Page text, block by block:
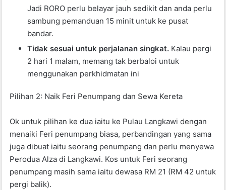
Jadi RORO perlu belayar jauh sedikit dan anda perlu
sambung pemanduan 15 minit untuk ke pusat
bandar.
Tidak sesuai untuk perjalanan singkat. Kalau pergi
2 hari 1 malam, memang tak berbaloi untuk
menggunakan perkhidmatan ini
Pilihan 2: Naik Feri Penumpang dan Sewa Kereta
Ok untuk pilihan ke dua iaitu ke Pulau Langkawi dengan
menaiki Feri penumpang biasa, perbandingan yang sama
juga dibuat iaitu seorang penumpang dan perlu menyewa
Perodua Alza di Langkawi. Kos untuk Feri seorang
penumpang masih sama iaitu dewasa RM 21 (RM 42 untuk
pergi balik).